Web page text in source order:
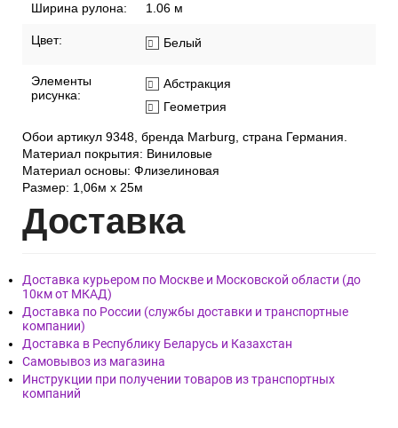
Ширина рулона: 1.06 м
Цвет: Белый
Элементы
рисунка:
Абстракция
Геометрия
Обои артикул 9348, бренда Marburg, страна Германия.
Материал покрытия: Виниловые
Материал основы: Флизелиновая
Размер: 1,06м x 25м
Доставка
Доставка курьером по Москве и Московской области (до
10км от МКАД)
Доставка по России (службы доставки и транспортные
компании)
Доставка в Республику Беларусь и Казахстан
Самовывоз из магазина
Инструкции при получении товаров из транспортных
компаний